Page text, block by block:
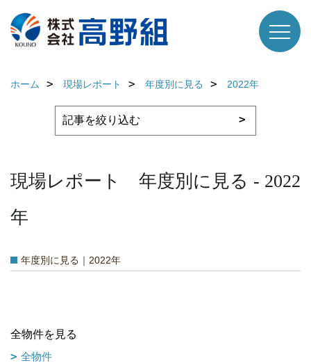
ホーム 現場レポート 年度別に見る 2022年
現場レポート 年度別に見る - 2022
年
年度別に見る｜2022年
全物件を見る
全物件